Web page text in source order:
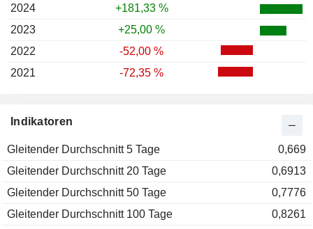
Indikatoren
Gleitender Durchschnitt 5 Tage
0,669
Gleitender Durchschnitt 20 Tage
0,6913
Gleitender Durchschnitt 50 Tage
0,7776
Gleitender Durchschnitt 100 Tage
0,8261
2024
+181,33 %
2023
+25,00 %
2022
-52,00 %
2021
-72,35 %